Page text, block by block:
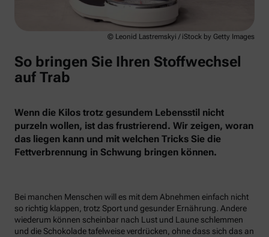
© Leonid Lastremskyi / iStock by Getty Images
So bringen Sie Ihren Stoffwechsel
auf Trab
Wenn die Kilos trotz gesundem Lebensstil nicht
purzeln wollen, ist das frustrierend. Wir zeigen, woran
das liegen kann und mit welchen Tricks Sie die
Fettverbrennung in Schwung bringen können.
Bei manchen Menschen will es mit dem Abnehmen einfach nicht
so richtig klappen, trotz Sport und gesunder Ernährung. Andere
wiederum können scheinbar nach Lust und Laune schlemmen
und die Schokolade tafelweise verdrücken, ohne dass sich das an